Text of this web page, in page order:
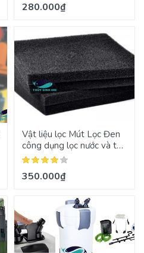
280.000₫
Vật liệu lọc Mút Lọc Đen
công dụng lọc nước và tạo
vi sinh
350.000₫